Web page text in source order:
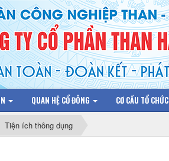
QUAN HỆ CỔ ĐÔNG CƠ CẤU TỔ CHỨC
Tiện ích thông dụng